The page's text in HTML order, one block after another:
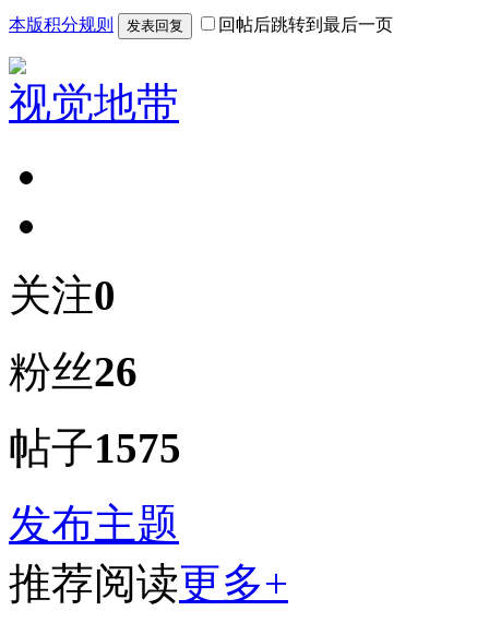
本版积分规则 发表回复 回帖后跳转到最后一页
视觉地带
关注0
粉丝26
帖子1575
发布主题
推荐阅读更多+